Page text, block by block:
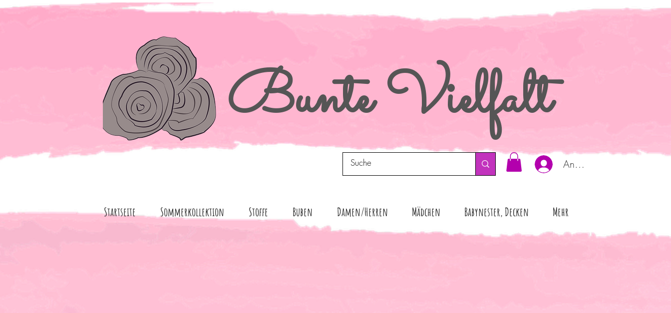
BunteVielfalt
Anmelden
Startseite Sommerkollektion Stoffe Buben Damen/Herren Mädchen Babynester, Decken Mehr